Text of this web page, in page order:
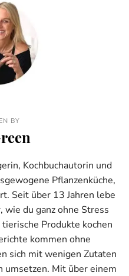
BY
Kochbuchautorin und
Pflanzenküche,
Seit über 13 Jahren lebe
wie du ganz ohne Stress
Produkte kochen
kommen ohne
sich mit wenigen Zutaten
umsetzen. Mit über einem